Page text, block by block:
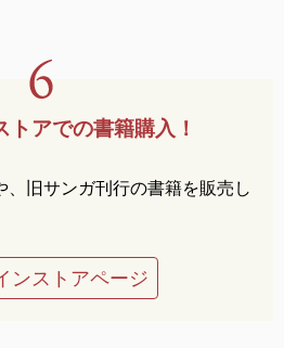
トアでの書籍購入！
旧サンガ刊行の書籍を販売し
ンストアページ